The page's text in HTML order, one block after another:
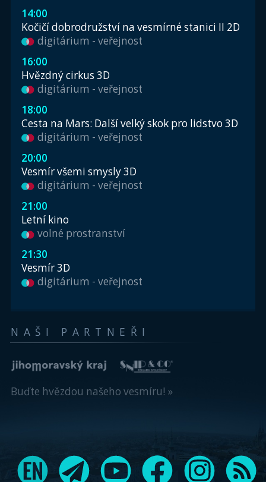
14:00
Kočičí dobrodružství na vesmírné stanici II 2D
digitárium - veřejnost
16:00
Hvězdný cirkus 3D
digitárium - veřejnost
18:00
Cesta na Mars: Další velký skok pro lidstvo 3D
digitárium - veřejnost
20:00
Vesmír všemi smysly 3D
digitárium - veřejnost
21:00
Letní kino
volné prostranství
21:30
Vesmír 3D
digitárium - veřejnost
NAŠI PARTNEŘI
Buďte hvězdou našeho vesmíru! »